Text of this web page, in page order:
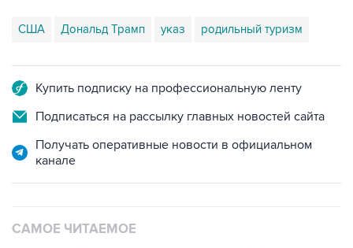
США Дональд Трамп указ родильный туризм
Купить подписку на профессиональную ленту
Подписаться на рассылку главных новостей сайта
Получать оперативные новости в официальном
канале
САМОЕ ЧИТАЕМОЕ